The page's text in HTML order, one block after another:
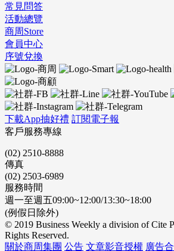
常見問答
活動總覽
商周Store
會員中心
序號兌換
下載App抽好禮 訂閱電子報
客戶服務專線
(02) 2510-8888
傳真
(02) 2503-6989
服務時間
週一至週五09:00~12:00/13:30~18:00
(例假日除外)
© 2019 Business Weekly a division of Cite
Rights Reserved.
關於商周集團 公告 文章影音授權 廣告